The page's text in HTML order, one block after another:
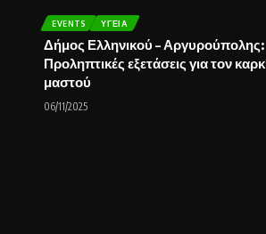
EVENTS ΥΓΕΊΑ
Δήμος Ελληνικού – Αργυρούπολης:
Προληπτικές εξετάσεις για τον
μαστού
06/11/2025